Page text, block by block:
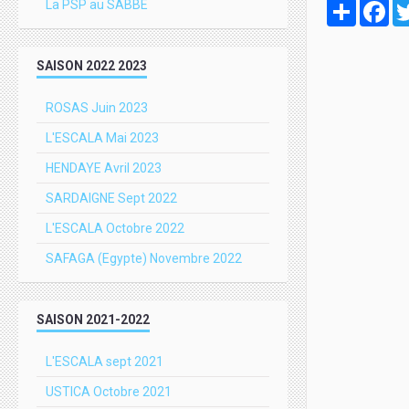
Partager
La PSP au SABBE
SAISON 2022 2023
ROSAS Juin 2023
L'ESCALA Mai 2023
HENDAYE Avril 2023
SARDAIGNE Sept 2022
L'ESCALA Octobre 2022
SAFAGA (Egypte) Novembre 2022
SAISON 2021-2022
L'ESCALA sept 2021
USTICA Octobre 2021